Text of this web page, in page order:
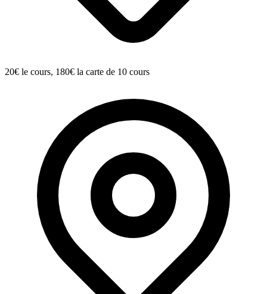
20€ le cours, 180€ la carte de 10 cours